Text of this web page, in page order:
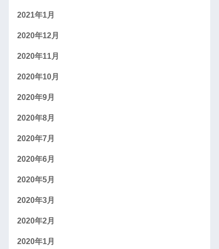
2021年1月
2020年12月
2020年11月
2020年10月
2020年9月
2020年8月
2020年7月
2020年6月
2020年5月
2020年3月
2020年2月
2020年1月